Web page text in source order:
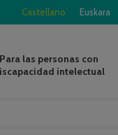
Castellano Euskara
Para las personas con
intelectual